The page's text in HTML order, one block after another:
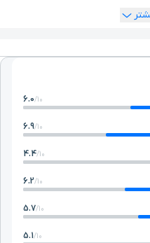
10/
6.0
10/
6.9
10/
4.4
10/
6.2
10/
5.7
10/
5.1